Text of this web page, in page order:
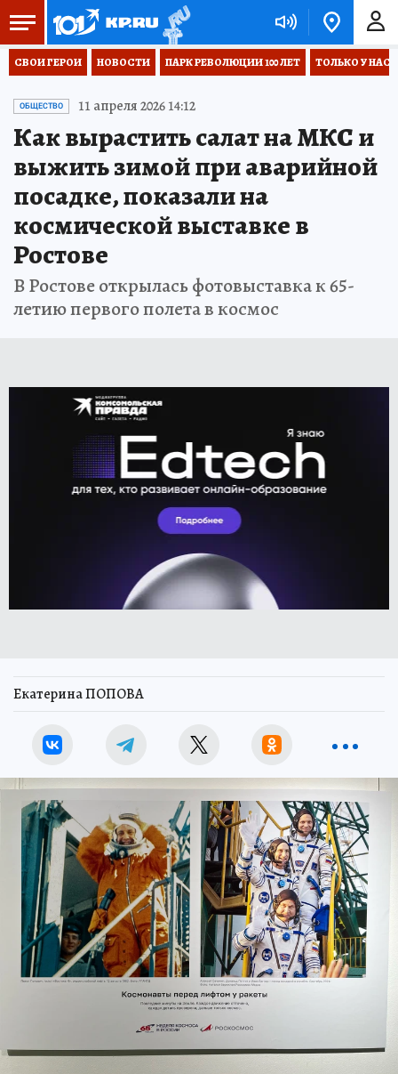
СВОИ ГЕРОИ НОВОСТИ ПАРК РЕВОЛЮЦИИ 100 ЛЕТ ТОЛЬКО У НАС
ОБЩЕСТВО 11 апреля 2026 14:12
Как вырастить салат на МКС и
выжить зимой при аварийной
посадке, показали на
космической выставке в
Ростове
В Ростове открылась фотовыставка к 65-
летию первого полета в космос
Екатерина ПОПОВА